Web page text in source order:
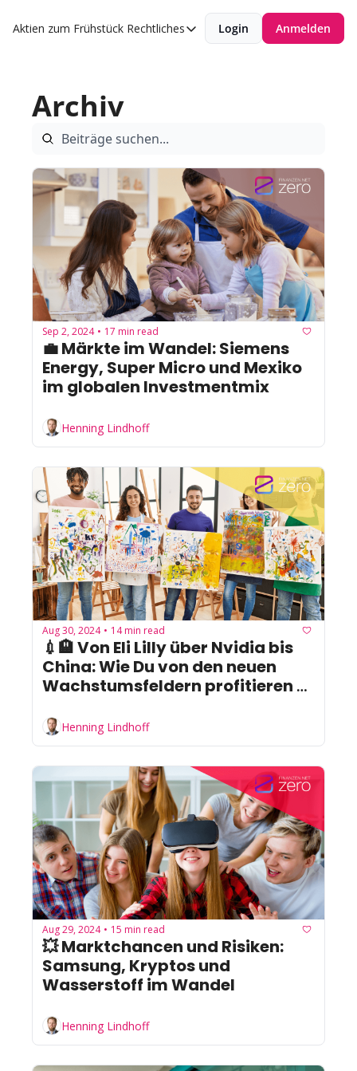
Aktien zum Frühstück Rechtliches
Rechtliches
Login Anmelden
Archiv
Sep 2, 2024 • 17 min read
💼 Märkte im Wandel: Siemens
Energy, Super Micro und Mexiko
im globalen Investmentmix
Henning Lindhoff
Aug 30, 2024 • 14 min read
💉🏨 Von Eli Lilly über Nvidia bis
China: Wie Du von den neuen
Wachstumsfeldern profitieren
Henning Lindhoff
Aug 29, 2024 • 15 min read
💥 Marktchancen und Risiken:
Samsung, Kryptos und
Wasserstoff im Wandel
Henning Lindhoff